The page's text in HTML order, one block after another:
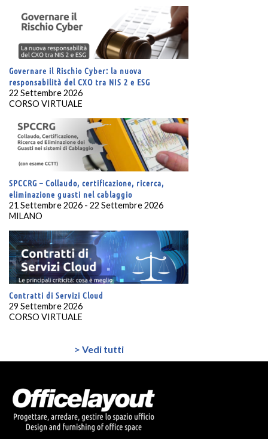
Governare il Rischio Cyber: la nuova
responsabilità del CXO tra NIS 2 e ESG
22 Settembre 2026
CORSO VIRTUALE
SPCCRG – Collaudo, certificazione, ricerca,
eliminazione guasti nel cablaggio
21 Settembre 2026 - 22 Settembre 2026
MILANO
Contratti di Servizi Cloud
29 Settembre 2026
CORSO VIRTUALE
> Vedi tutti